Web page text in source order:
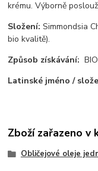
krému. Výborně
Složení:Simmondsia
bio kvalitě).
Způsob získávání:
Latinské jméno /
Zboží zařazeno v
Obličejové oleje